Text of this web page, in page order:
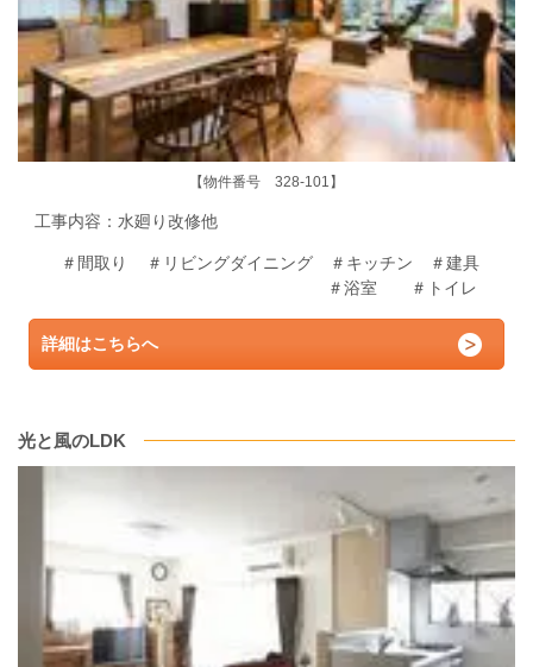
【物件番号 328-101】
工事内容：水廻り 改修他
＃間取り ＃リビングダイニング
＃キッチン ＃建具
＃浴室 ＃トイレ
詳細はこちらへ
光と風のLDK